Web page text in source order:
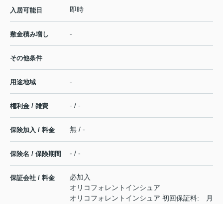
入居可能日 即時
敷金積み増し -
その他条件
用途地域 -
権利金 / 雑費 - / -
保険加入 / 料金 無 / -
保険名 / 保険期間 - / -
保証会社 / 料金
必加入
オリコフォレントインシュア
オリコフォレントインシュア 初回保証料: 月